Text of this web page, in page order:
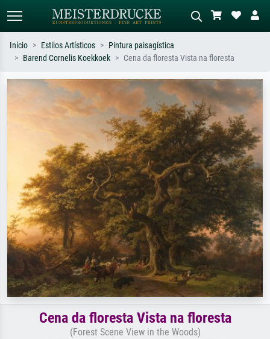
Pesquise por artista, título ou estilo –
ex: Monet, Noite Estrelada,
impressionismo, onda de Hokusai, nu.
Descreva a cena – ex: prado verde,
abstrato com muito vermelho, pintura
a óleo escura, nu em pé ao lado de
uma árvore.
Início Estilos Artísticos
Pintura paisagística
Barend Cornelis Koekkoek
Cena da floresta Vista na floresta
Cena da floresta Vista na floresta
(Forest Scene View in the Woods)